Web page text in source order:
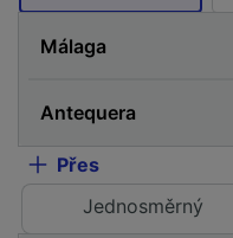
Přes
Jednosměrný